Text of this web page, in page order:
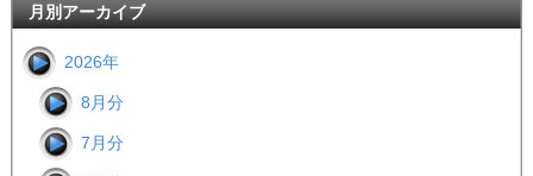
月別アーカイブ
2026年
8月分
7月分